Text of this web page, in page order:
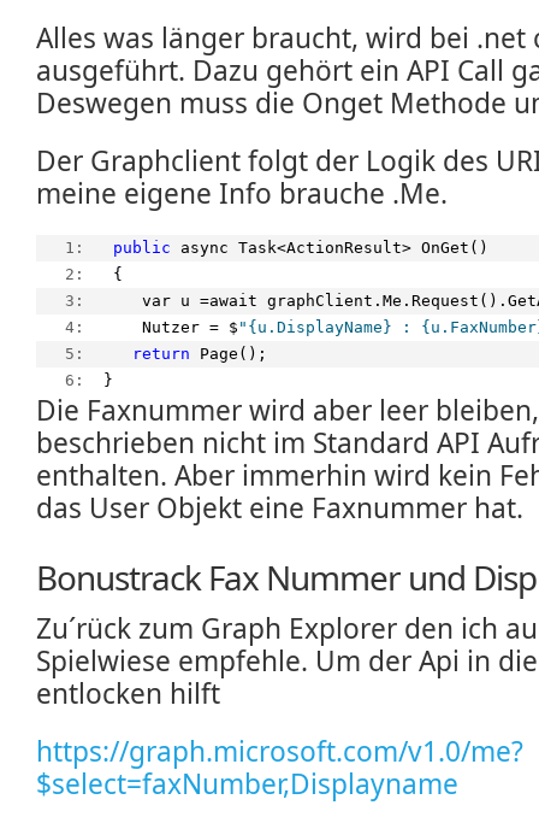
Alles was länger braucht, wird bei .net
ausgeführt. Dazu gehört ein API Call
Deswegen muss die Onget Methode
Der Graphclient folgt der Logik des
meine eigene Info brauche .Me.
   1:
public async Task<ActionResult> OnGet()
   2:
{
   3:
var u =await
   4:
    Nutzer = $
"{u.DisplayName} :
   5:
return Page();
   6:
}
Die Faxnummer wird aber leer
beschrieben nicht im Standard API
enthalten. Aber immerhin wird kein
das User Objekt eine Faxnummer hat.
Bonustrack Fax Nummer und
Zu´rück zum Graph Explorer den ich
Spielwiese empfehle. Um der Api in
entlocken hilft
https://graph.microsoft.com/v1.0/me?
$select=faxNumber,Displayname